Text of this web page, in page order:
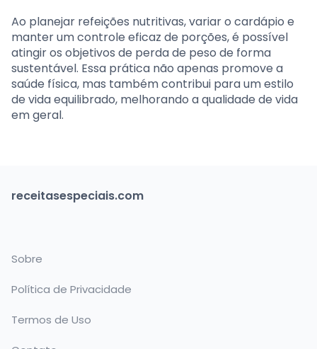
Ao planejar refeições nutritivas, variar o cardápio e
manter um controle eficaz de porções, é possível
atingir os objetivos de perda de peso de forma
sustentável. Essa prática não apenas promove a
saúde física, mas também contribui para um estilo
de vida equilibrado, melhorando a qualidade de vida
em geral.
receitasespeciais.com
Sobre
Política de Privacidade
Termos de Uso